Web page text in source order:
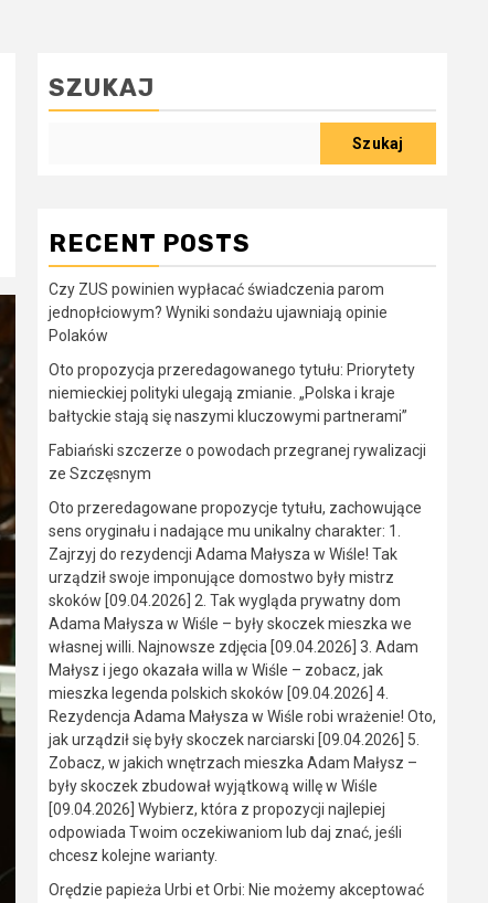
SZUKAJ
Szukaj
RECENT POSTS
Czy ZUS powinien wypłacać świadczenia parom
jednopłciowym? Wyniki sondażu ujawniają opinie
Polaków
Oto propozycja przeredagowanego tytułu: Priorytety
niemieckiej polityki ulegają zmianie. „Polska i kraje
bałtyckie stają się naszymi kluczowymi partnerami”
Fabiański szczerze o powodach przegranej rywalizacji
ze Szczęsnym
Oto przeredagowane propozycje tytułu, zachowujące
sens oryginału i nadające mu unikalny charakter: 1.
Zajrzyj do rezydencji Adama Małysza w Wiśle! Tak
urządził swoje imponujące domostwo były mistrz
skoków [09.04.2026] 2. Tak wygląda prywatny dom
Adama Małysza w Wiśle – były skoczek mieszka we
własnej willi. Najnowsze zdjęcia [09.04.2026] 3. Adam
Małysz i jego okazała willa w Wiśle – zobacz, jak
mieszka legenda polskich skoków [09.04.2026] 4.
Rezydencja Adama Małysza w Wiśle robi wrażenie! Oto,
jak urządził się były skoczek narciarski [09.04.2026] 5.
Zobacz, w jakich wnętrzach mieszka Adam Małysz –
były skoczek zbudował wyjątkową willę w Wiśle
[09.04.2026] Wybierz, która z propozycji najlepiej
odpowiada Twoim oczekiwaniom lub daj znać, jeśli
chcesz kolejne warianty.
Orędzie papieża Urbi et Orbi: Nie możemy akceptować